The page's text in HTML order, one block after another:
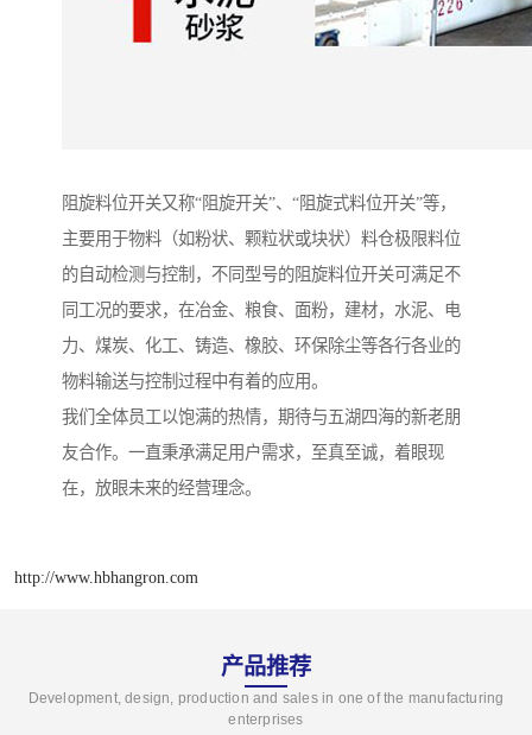
阻旋料位开关又称“阻旋开关”、“阻旋式料位开关”等，
主要用于物料（如粉状、颗粒状或块状）料仓极限料位
的自动检测与控制，不同型号的阻旋料位开关可满足不
同工况的要求，在冶金、粮食、面粉，建材，水泥、电
力、煤炭、化工、铸造、橡胶、环保除尘等各行各业的
物料输送与控制过程中有着的应用。
我们全体员工以饱满的热情，期待与五湖四海的新老朋
友合作。一直秉承满足用户需求，至真至诚，着眼现
在，放眼未来的经营理念。
http://www.hbhangron.com
产品推荐
Development, design, production and sales in one of the manufacturing
enterprises